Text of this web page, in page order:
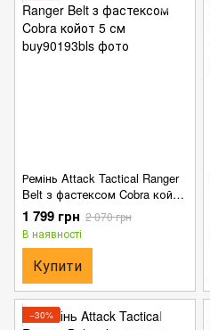
Ремінь Attack Tactical Ranger
Belt з фастексом Cobra койот
5 см
1 799 грн 2 070 грн
В наявності
Купити
−30%